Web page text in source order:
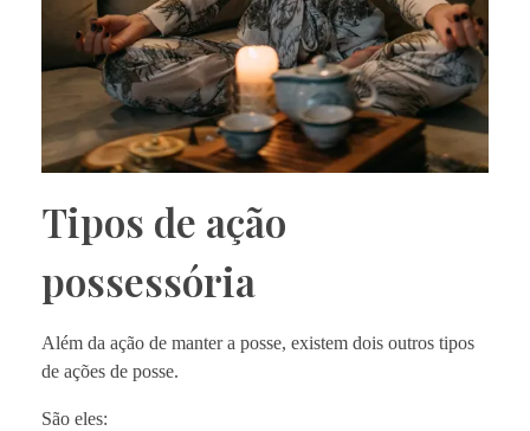
Tipos de ação
possessória
Além da ação de manter a posse, existem dois outros tipos
de ações de posse.
São eles: